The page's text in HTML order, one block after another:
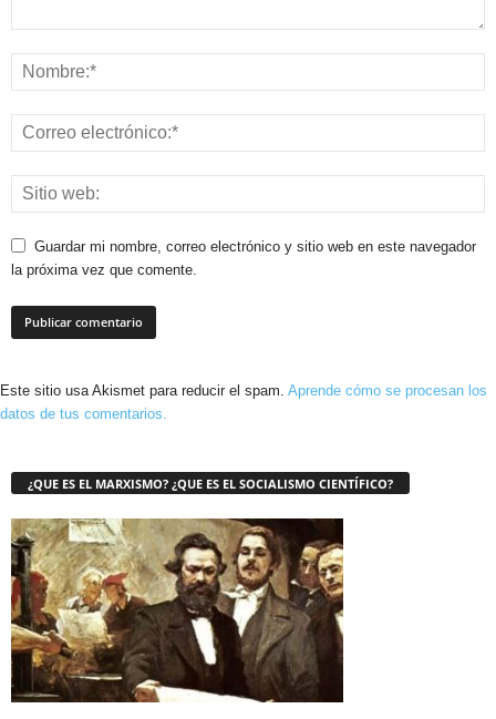
Guardar mi nombre, correo electrónico y sitio web en este navegador
la próxima vez que comente.
Este sitio usa Akismet para reducir el spam. Aprende cómo se procesan los
datos de tus comentarios.
¿QUE ES EL MARXISMO? ¿QUE ES EL SOCIALISMO CIENTÍFICO?